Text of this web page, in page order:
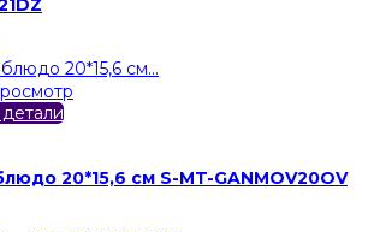
20*15,6 см S-MT-GANMOV20OV